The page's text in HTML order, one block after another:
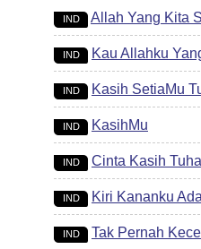
IND Allah Yang Kita
IND Kau Allahku
IND Kasih SetiaMu
IND KasihMu
IND Cinta Kasih
IND Kiri Kananku
IND Tak Pernah